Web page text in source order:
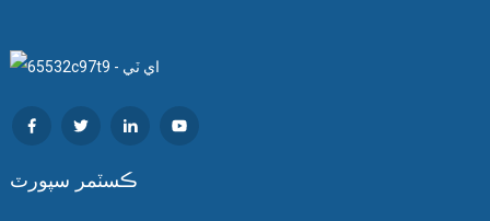
ڪسٽمر سپورٽ